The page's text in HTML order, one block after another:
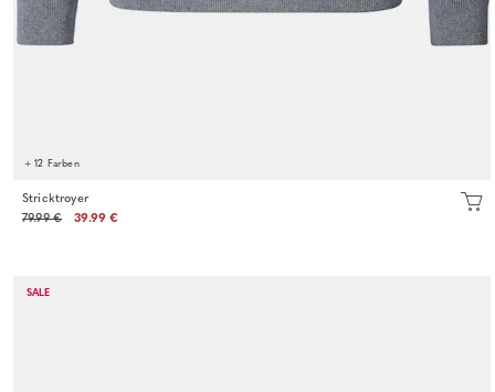
+ 12 Farben
Stricktroyer
79.99 €
39.99 €
SALE